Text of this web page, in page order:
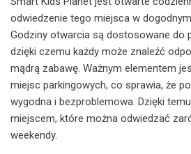
odwiedzenie tego miejsca w
Godziny otwarcia są dostosowane do
dzięki czemu każdy może znaleźć
mądrą zabawę. Ważnym elementem
miejsc parkingowych, co sprawia, że
wygodna i bezproblemowa. Dzięki
miejscem, które można odwiedzać
weekendy.